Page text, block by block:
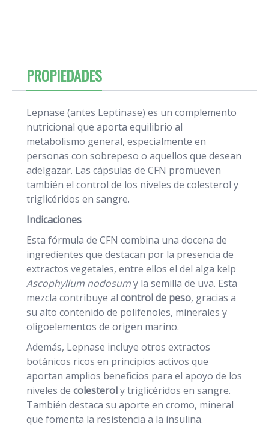
PROPIEDADES
Lepnase (antes Leptinase) es un complemento
nutricional que aporta equilibrio al
metabolismo general, especialmente en
personas con sobrepeso o aquellos que desean
adelgazar. Las cápsulas de CFN promueven
también el control de los niveles de colesterol y
triglicéridos en sangre.
Indicaciones
Esta fórmula de CFN combina una docena de
ingredientes que destacan por la presencia de
extractos vegetales, entre ellos el del alga kelp
Ascophyllum nodosumy la semilla de uva. Esta
mezcla contribuye al control de peso, gracias a
su alto contenido de polifenoles, minerales y
oligoelementos de origen marino.
Además, Lepnase incluye otros extractos
botánicos ricos en principios activos que
aportan amplios beneficios para el apoyo de los
niveles de colesteroly triglicéridos en sangre.
También destaca su aporte en cromo, mineral
que fomenta la resistencia a la insulina.